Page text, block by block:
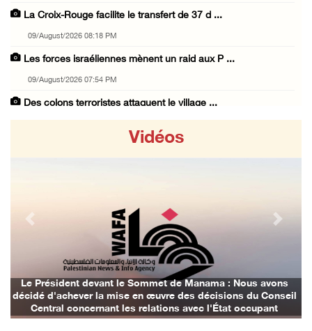
La Croix-Rouge facilite le transfert de 37 d ...
09/August/2026 08:18 PM
Les forces israéliennes mènent un raid aux P ...
09/August/2026 07:54 PM
Des colons terroristes attaquent le village ...
09/August/2026 04:41 PM
Shahin : La réunion d’Amman appelle à une ac ...
09/August/2026 04:23 PM
Des ministres et des membres de la Knesset p ...
09/August/2026 02:36 PM
Vidéos
Le Président devant le Sommet de Manama : Nous avons
décidé d'achever la mise en œuvre des décisions du Conseil
Central concernant les relations avec l'État occupant
Previous Next